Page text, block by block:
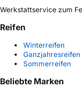
Werkstattservice zum
Reifen
Winterreifen
Ganzjahresreifen
Sommerreifen
Beliebte Marken